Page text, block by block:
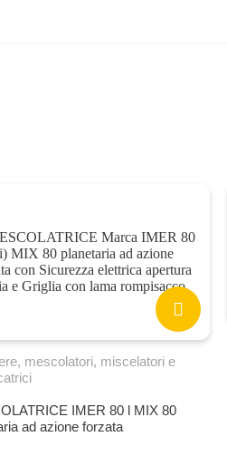
mescolatori, miscelatori e
IMER 80 l MIX 80
ad azione forzata